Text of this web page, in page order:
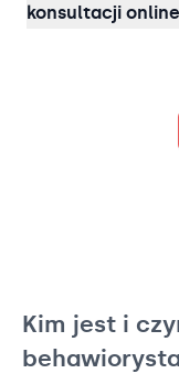
konsultacji
Kim jest i